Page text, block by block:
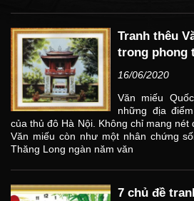
Tranh thêu
trong phong
16/06/2020
Văn miếu
những địa
của thủ đô Hà Nội. Không chỉ mang nét
Văn miếu còn như một nhân chứng
Thăng Long ngàn năm văn
7 chủ đề